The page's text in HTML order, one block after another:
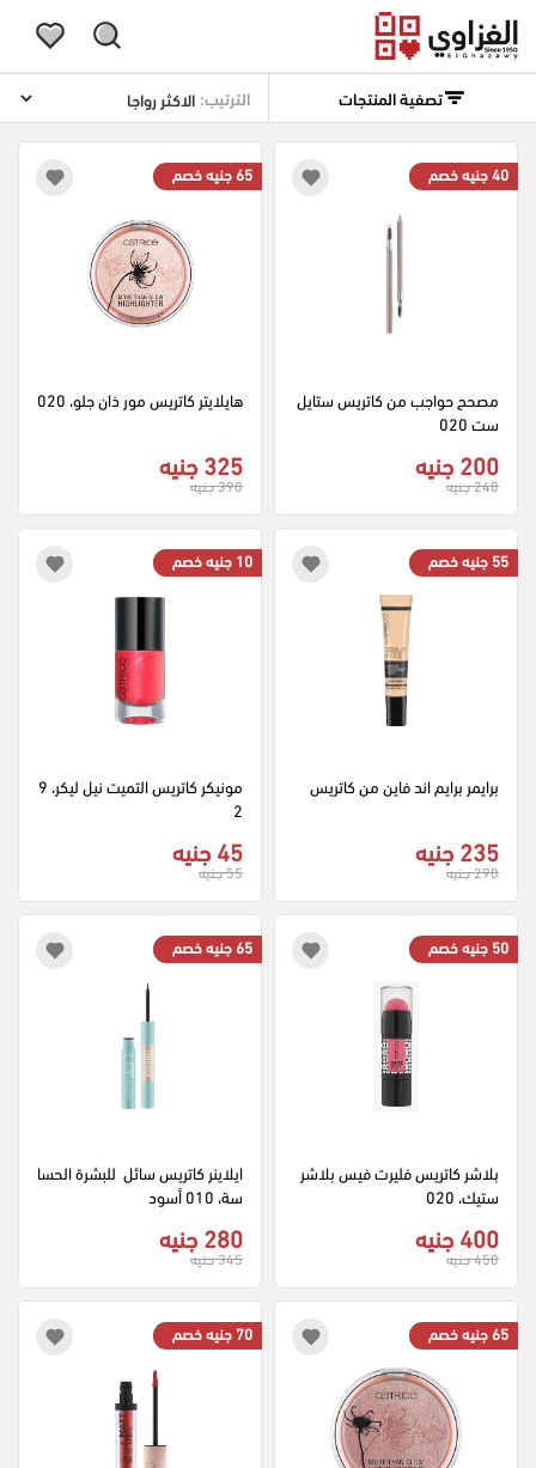
تصفية المنتجات الترتيب:
40 جنيه خصم
مصحح حواجب من كاتريس ستايل
ست 020
200 جنيه
240 جنيه
65 جنيه خصم
هايلايتر كاتريس مور ذان جلو، 020
325 جنيه
390 جنيه
55 جنيه خصم
برايمر برايم اند فاين من كاتريس
235 جنيه
290 جنيه
10 جنيه خصم
مونيكر كاتريس التميت نيل ليكر، 9
2
45 جنيه
55 جنيه
50 جنيه خصم
ستيك، 020
400 جنيه
450 جنيه
65 جنيه خصم
ايلاينر كاتريس سائل  للبشرة الحسا
سة، 010 أسود
280 جنيه
345 جنيه
65 جنيه خصم 70 جنيه خصم